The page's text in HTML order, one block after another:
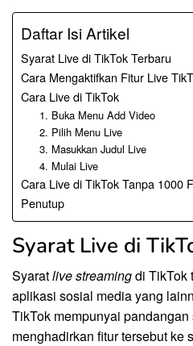
Daftar Isi Artikel
Syarat Live di TikTok Terbaru
Cara Mengaktifkan Fitur Live
Cara Live di TikTok
1. Buka Menu Add Video
2. Pilih Menu Live
3. Masukkan Judul Live
4. Mulai Live
Cara Live di TikTok Tanpa 1000
Penutup
Syarat Live di
Syaratlive streamingdi TikTok
aplikasi sosial media yang
TikTok mempunyai
menghadirkan fitur tersebut ke